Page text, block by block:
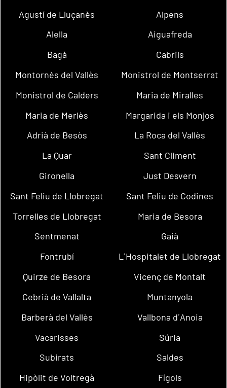
Agustí de Lluçanès
Alpens
Alella
Aiguafreda
Bagà
Cabrils
Montornès del Vallès
Monistrol de Montserrat
Monistrol de Calders
Maria de Miralles
Maria de Merlès
Margarida i els Monjos
Adrià de Besòs
La Roca del Vallès
La Quar
Sant Climent
Gironella
Just Desvern
Sant Feliu de Llobregat
Sant Feliu de Codines
Torrelles de Llobregat
Maria de Besora
Sentmenat
Gaià
Fontrubí
L´Hospitalet de Llobregat
Quirze de Besora
Vicenç de Montalt
Cebrià de Vallalta
Muntanyola
Barberà del Vallès
Vallbona d´Anoia
Vacarisses
Súria
Subirats
Saldes
Hipòlit de Voltregà
Fígols